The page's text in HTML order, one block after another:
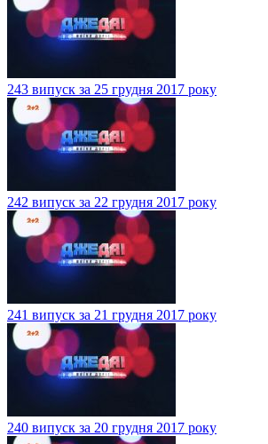
243 випуск за 25 грудня 2017 року
242 випуск за 22 грудня 2017 року
241 випуск за 21 грудня 2017 року
240 випуск за 20 грудня 2017 року